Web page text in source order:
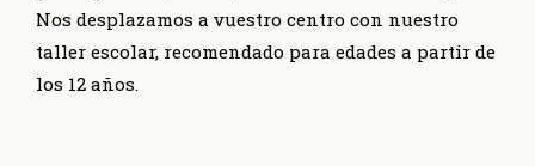
Nos desplazamos a vuestro centro con nuestro
taller escolar, recomendado para edades a partir de
los 12 años.